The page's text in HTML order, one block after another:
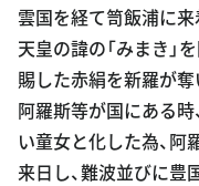
雲国を経て笥飯浦に来
天皇の諱の「みまき」
賜した赤絹を新羅が奪
阿羅斯等が国にある
い童女と化した為、
来日し、難波並びに